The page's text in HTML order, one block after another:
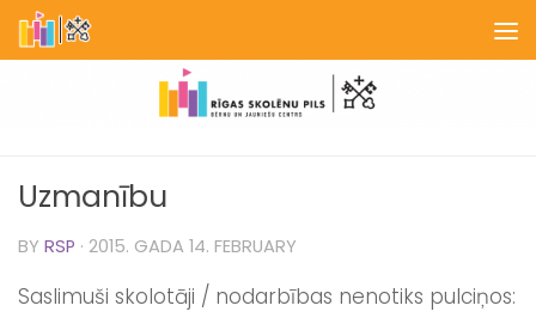
Skip to content
Uzmanību
BY RSP · 2015. GADA 14. FEBRUARY
Saslimuši skolotāji / nodarbības nenotiks pulciņos: